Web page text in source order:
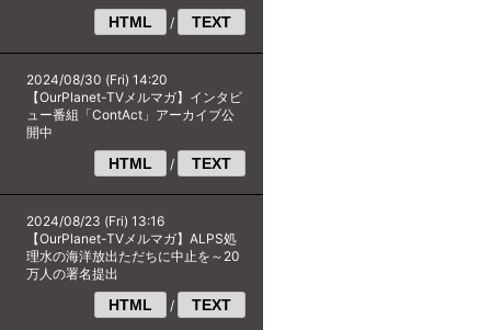
HTML / TEXT
2024/08/30 (Fri) 14:20
【OurPlanet-TVメルマガ】インタビ
ュー番組「ContAct」アーカイブ公
開中
HTML / TEXT
2024/08/23 (Fri) 13:16
【OurPlanet-TVメルマガ】ALPS処
理水の海洋放出ただちに中止を～20
万人の署名提出
HTML / TEXT